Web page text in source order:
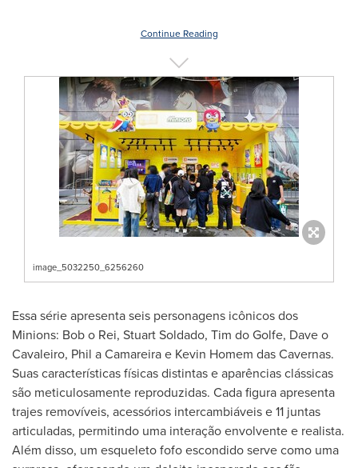
Continue Reading
image_5032250_6256260
Essa série apresenta seis personagens icônicos dos
Minions: Bob o Rei, Stuart Soldado, Tim do Golfe, Dave o
Cavaleiro, Phil a Camareira e Kevin Homem das Cavernas.
Suas características físicas distintas e aparências clássicas
são meticulosamente reproduzidas. Cada figura apresenta
trajes removíveis, acessórios intercambiáveis e 11 juntas
articuladas, permitindo uma interação envolvente e realista.
Além disso, um esqueleto fofo escondido serve como uma